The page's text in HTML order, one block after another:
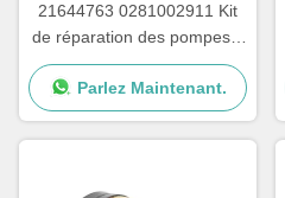
21644763 0281002911 Kit
de réparation des pompes à
urée pour camions
Parlez Maintenant.